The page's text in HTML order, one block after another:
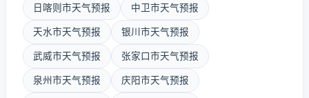
日喀则市天气预报 中卫市天气预报
天水市天气预报 银川市天气预报
武威市天气预报 张家口市天气预报
泉州市天气预报 庆阳市天气预报